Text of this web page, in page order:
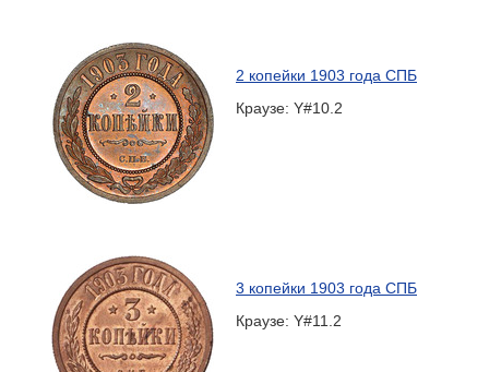
2 копейки 1903 года СПБ
Краузе: Y#10.2
3 копейки 1903 года СПБ
Краузе: Y#11.2